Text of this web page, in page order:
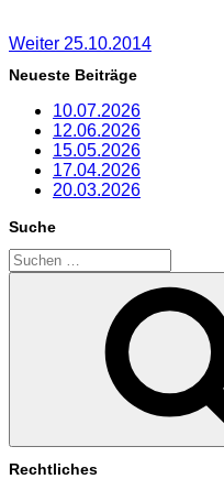
Weiter 25.10.2014
Neueste Beiträge
10.07.2026
12.06.2026
15.05.2026
17.04.2026
20.03.2026
Suche
Suchen
nach:
Rechtliches